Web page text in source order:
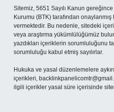
Sitemiz, 5651 Sayılı Kanun
Kurumu (BTK) tarafından
vermektedir. Bu nedenle, sitedeki
veya araştırma yükümlülüğümüz
yazdıkları içeriklerin sorumluluğunu
sorumluluğu kabul etmiş sayılırlar.
Hukuka ve yasal düzenlemelere
içerikleri,
ilgili içerikler yasal süre içerisinde